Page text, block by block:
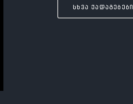
სხვა ქადაგებები